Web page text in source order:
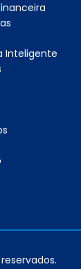
Inteligente